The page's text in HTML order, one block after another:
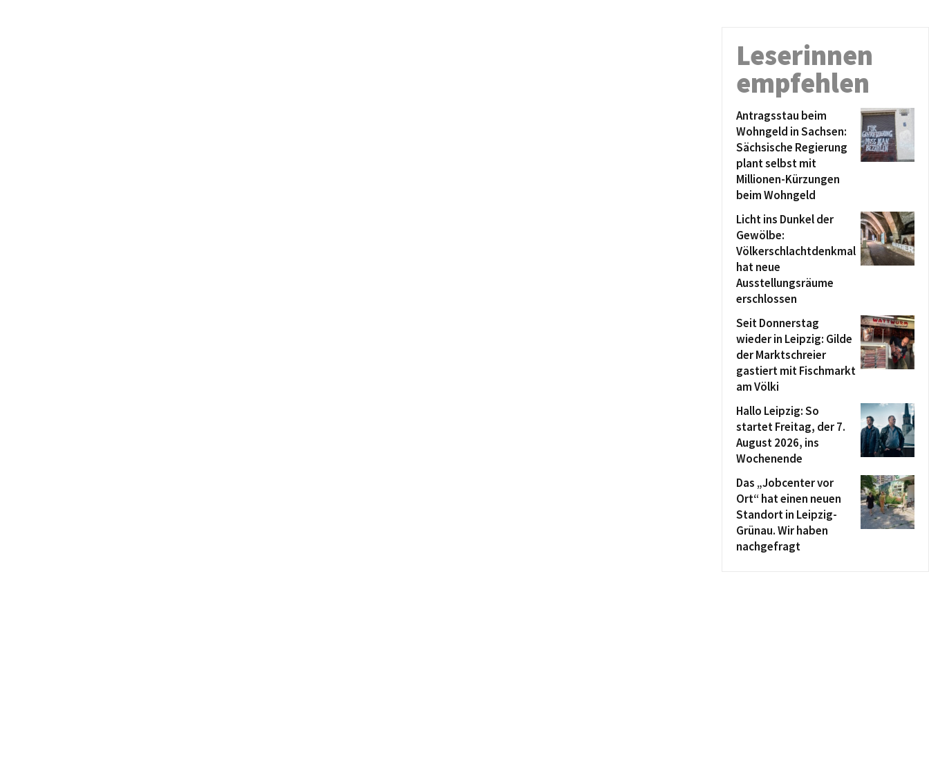
Leserinnen
empfehlen
Antragsstau beim
Wohngeld in Sachsen:
Sächsische Regierung
plant selbst mit
Millionen-Kürzungen
beim Wohngeld
Licht ins Dunkel der
Gewölbe:
Völkerschlachtdenkmal
hat neue
Ausstellungsräume
erschlossen
Seit Donnerstag
wieder in Leipzig: Gilde
der Marktschreier
gastiert mit Fischmarkt
am Völki
Hallo Leipzig: So
startet Freitag, der 7.
August 2026, ins
Wochenende
Das „Jobcenter vor
Ort“ hat einen neuen
Standort in Leipzig-
Grünau. Wir haben
nachgefragt